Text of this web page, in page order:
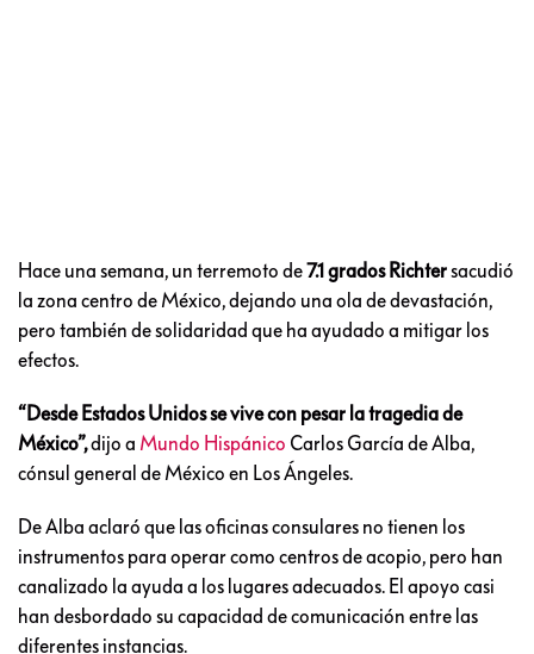
Hace una semana, un terremoto de7.1 grados Richtersacudió
la zona centro de México, dejando una ola de devastación,
pero también de solidaridad que ha ayudado a mitigar los
efectos.
“Desde Estados Unidos se vive con pesar la tragedia de
México”,dijo a Mundo Hispánico Carlos García de Alba,
cónsul general de México en Los Ángeles.
De Alba aclaró que las oficinas consulares no tienen los
instrumentos para operar como centros de acopio, pero han
canalizado la ayuda a los lugares adecuados. El apoyo casi
han desbordado su capacidad de comunicación entre las
diferentes instancias.